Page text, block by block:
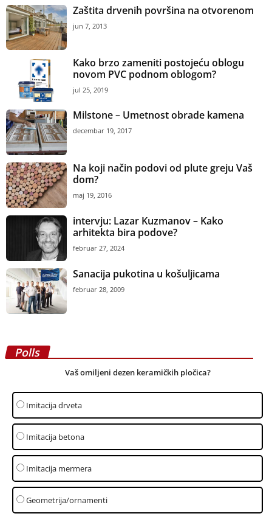
Zaštita drvenih površina na otvorenom
jun 7, 2013
Kako brzo zameniti postojeću oblogu
novom PVC podnom oblogom?
jul 25, 2019
Milstone – Umetnost obrade kamena
decembar 19, 2017
Na koji način podovi od plute greju Vaš
dom?
maj 19, 2016
intervju: Lazar Kuzmanov – Kako
arhitekta bira podove?
februar 27, 2024
Sanacija pukotina u košuljicama
februar 28, 2009
Polls
Vaš omiljeni dezen keramičkih pločica?
Imitacija drveta
Imitacija betona
Imitacija mermera
Geometrija/ornamenti